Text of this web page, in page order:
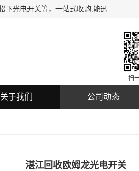
深圳市福田区诚芯源电子商行主营业务：回收BECKHOFF模块、回收欧姆龙光电开关、回收松下光电开关等，一站式收购,能迅速便捷为客户消化库存、减少仓储、回笼资金，我们交易灵活方便，现金支付，价格优势合理，热情欢迎有库存需要处理的客户。
扫
关于我们 公司动态
湛江回收欧姆龙光电开关